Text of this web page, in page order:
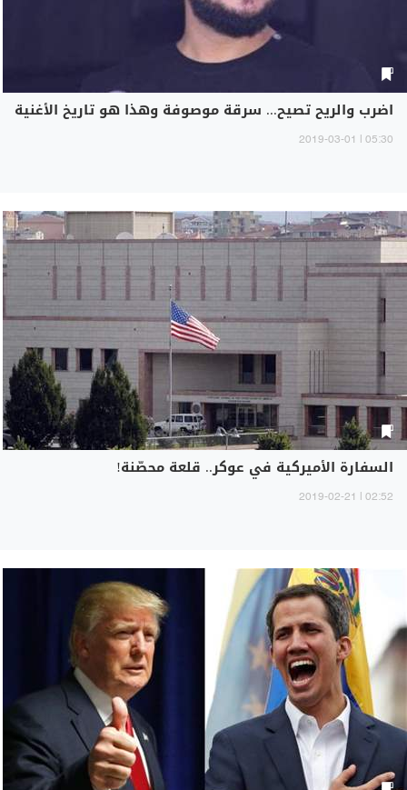
اضرب والريح تصيح... سرقة موصوفة وهذا هو تاريخ الأغنية
05:30 | 2019-03-01
السفارة الأميركية في عوكر.. قلعة محصّنة!
02:52 | 2019-02-21